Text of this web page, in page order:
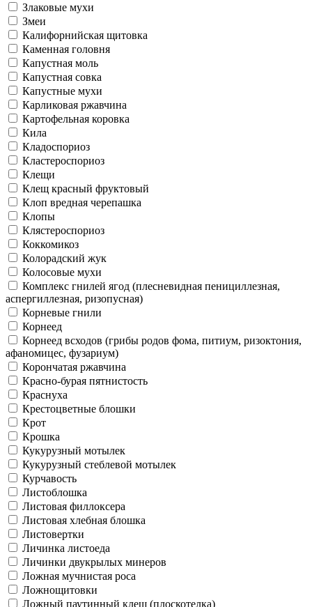
Злаковые мухи
Змеи
Калифорнийская щитовка
Каменная головня
Капустная моль
Капустная совка
Капустные мухи
Карликовая ржавчина
Картофельная коровка
Кила
Кладоспориоз
Кластероспориоз
Клещи
Клещ красный фруктовый
Клоп вредная черепашка
Клопы
Клястероспориоз
Коккомикоз
Колорадский жук
Колосовые мухи
Комплекс гнилей ягод (плесневидная пенициллезная,
аспергиллезная, ризопусная)
Корневые гнили
Корнеед
Корнеед всходов (грибы родов фома, питиум, ризоктония,
афаномицес, фузариум)
Корончатая ржавчина
Красно-бурая пятнистость
Краснуха
Крестоцветные блошки
Крот
Крошка
Кукурузный мотылек
Кукурузный стеблевой мотылек
Курчавость
Листоблошка
Листовая филлоксера
Листовая хлебная блошка
Листовертки
Личинка листоеда
Личинки двукрылых минеров
Ложная мучнистая роса
Ложнощитовки
Ложный паутинный клещ (плоскотелка)